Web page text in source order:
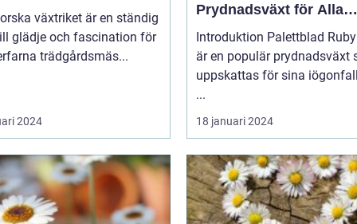
växtriket är en ständig
glädje och fascination för
trädgårdsmäs...
2024
Prydnadsväxt för Alla
Trädgårdar
Introduktion Palettblad Ruby Road
är en populär prydnadsväxt
uppskattas för sina
...
18 januari 2024